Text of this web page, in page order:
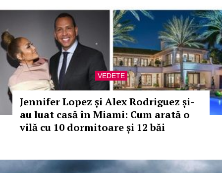
VEDETE
Jennifer Lopez și Alex Rodriguez și-
au luat casă în Miami: Cum arată o
vilă cu 10 dormitoare și 12 băi